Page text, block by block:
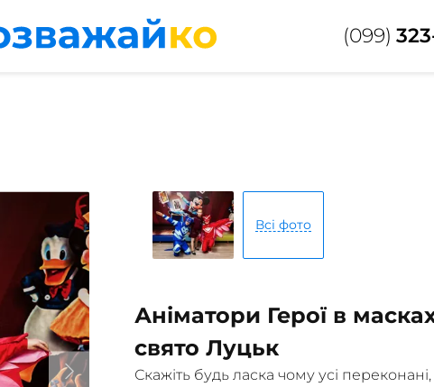
(099)
Всі фото
Аніматори Герої в
свято Луцьк
Скажіть будь ласка чому усі